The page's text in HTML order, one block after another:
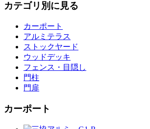
カテゴリ別に見る
カーポート
アルミテラス
ストックヤード
ウッドデッキ
フェンス・目隠し
門柱
門扉
カーポート